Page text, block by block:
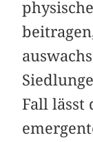
Fall lässt